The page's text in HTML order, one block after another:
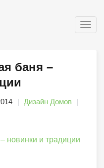
баня –
Дизайн Домов